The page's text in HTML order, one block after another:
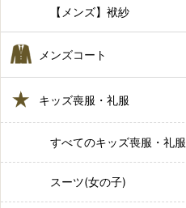
【メンズ】袱紗
メンズコート
キッズ喪服・礼服
すべてのキッズ喪服・礼服
スーツ(女の子)